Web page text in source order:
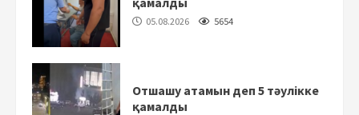
05.08.2026 5654
Отшашу атамын деп 5 тәулікке
қамалды